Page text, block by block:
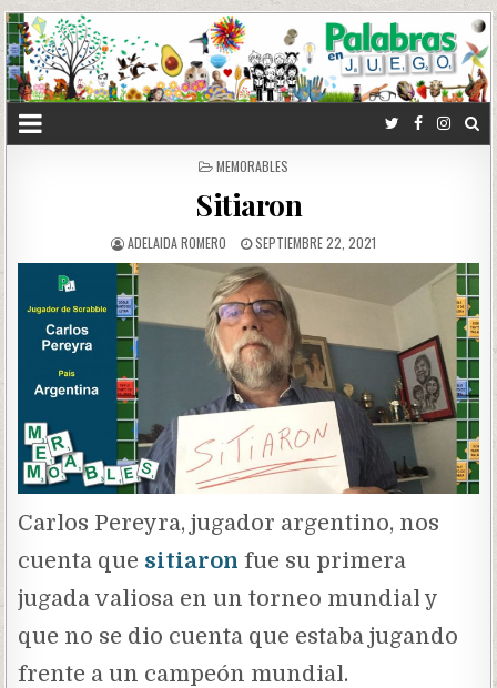
POSTED
MEMORABLES
Sitiaron
ADELAIDA ROMERO SEPTIEMBRE 22, 2021
Carlos Pereyra, jugador argentino, nos
cuenta que sitiaron fue su primera
jugada valiosa en un torneo mundial y
que no se dio cuenta que estaba jugando
frente a un campeón mundial.